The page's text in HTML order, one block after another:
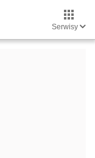
Serwisy